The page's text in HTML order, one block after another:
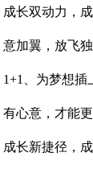
成长双动力，
意加翼，放飞
1+1、为梦想插
有心意，才能
成长新捷径，成